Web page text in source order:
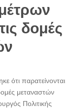
δομές
ότι παρατείνονται
μεταναστών
Πολιτικής